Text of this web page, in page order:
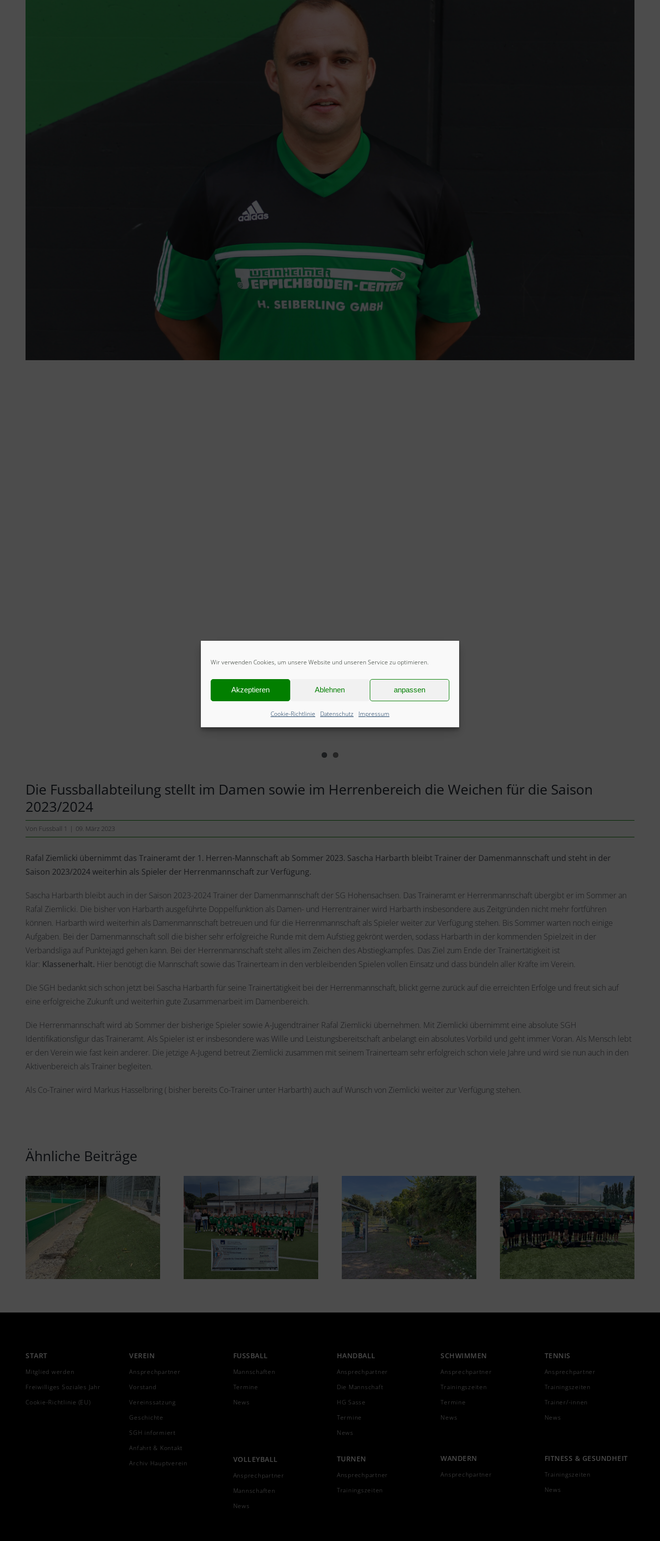
Wir verwenden Cookies, um unsere Website und unseren Service zu optimieren.
Akzeptieren Ablehnen anpassen
Cookie-Richtlinie Datenschutz Impressum
Die Fussballabteilung stellt im Damen sowie im Herrenbereich die Weichen für die Saison
2023/2024
Von Fussball 1 | 09. März 2023
Rafal Ziemlicki übernimmt das Traineramt der 1. Herren-Mannschaft ab Sommer 2023. Sascha Harbarth bleibt Trainer der Damenmannschaft und steht in der
Saison 2023/2024 weiterhin als Spieler der Herrenmannschaft zur Verfügung.
Sascha Harbarth bleibt auch in der Saison 2023-2024 Trainer der Damenmannschaft der SG Hohensachsen. Das Traineramt er Herrenmannschaft übergibt er im Sommer an
Rafal Ziemlicki. Die bisher von Harbarth ausgeführte Doppelfunktion als Damen- und Herrentrainer wird Harbarth insbesondere aus Zeitgründen nicht mehr fortführen
können. Harbarth wird weiterhin als Damenmannschaft betreuen und für die Herrenmannschaft als Spieler weiter zur Verfügung stehen. Bis Sommer warten noch einige
Aufgaben. Bei der Damenmannschaft soll die bisher sehr erfolgreiche Runde mit dem Aufstieg gekrönt werden, sodass Harbarth in der kommenden Spielzeit in der
Verbandsliga auf Punktejagd gehen kann. Bei der Herrenmannschaft steht alles im Zeichen des Abstiegkampfes. Das Ziel zum Ende der Trainertätigkeit ist
klar: Klassenerhalt. Hier benötigt die Mannschaft sowie das Trainerteam in den verbleibenden Spielen vollen Einsatz und dass bündeln aller Kräfte im Verein.
Die SGH bedankt sich schon jetzt bei Sascha Harbarth für seine Trainertätigkeit bei der Herrenmannschaft, blickt gerne zurück auf die erreichten Erfolge und freut sich auf
eine erfolgreiche Zukunft und weiterhin gute Zusammenarbeit im Damenbereich.
Die Herrenmannschaft wird ab Sommer der bisherige Spieler sowie A-Jugendtrainer Rafal Ziemlicki übernehmen. Mit Ziemlicki übernimmt eine absolute SGH
Identifikationsfigur das Traineramt. Als Spieler ist er insbesondere was Wille und Leistungsbereitschaft anbelangt ein absolutes Vorbild und geht immer Voran. Als Mensch lebt
er den Verein wie fast kein anderer. Die jetzige A-Jugend betreut Ziemlicki zusammen mit seinem Trainerteam sehr erfolgreich schon viele Jahre und wird sie nun auch in den
Aktivenbereich als Trainer begleiten.
Als Co-Trainer wird Markus Hasselbring ( bisher bereits Co-Trainer unter Harbarth) auch auf Wunsch von Ziemlicki weiter zur Verfügung stehen.
Ähnliche Beiträge
START
Mitglied werden
Freiwilliges Soziales Jahr
Cookie-Richtlinie (EU)
VEREIN
Ansprechpartner
Vorstand
Vereinssatzung
Geschichte
SGH informiert
Anfahrt & Kontakt
Archiv Hauptverein
FUSSBALL
Mannschaften
Termine
News
VOLLEYBALL
Ansprechpartner
Mannschaften
News
HANDBALL
Ansprechpartner
Die Mannschaft
HG Sasse
Termine
News
TURNEN
Ansprechpartner
Trainingszeiten
SCHWIMMEN
Ansprechpartner
Trainingszeiten
Termine
News
WANDERN
Ansprechpartner
TENNIS
Ansprechpartner
Trainingszeiten
Trainer/-innen
News
FITNESS & GESUNDHEIT
Trainingszeiten
News